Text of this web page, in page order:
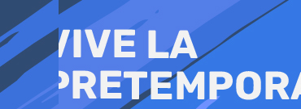
al
contenido